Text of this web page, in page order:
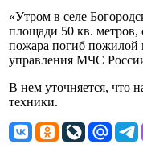
«Утром в селе
площади 50 кв. метров,
пожара погиб пожилой
управления МЧС
В нем уточняется, что
техники.